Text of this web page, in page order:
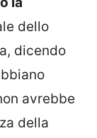
dello
dicendo
avrebbe
della